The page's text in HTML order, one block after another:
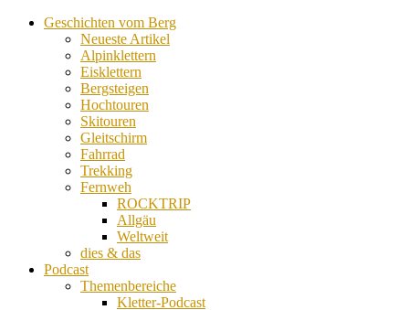
Geschichten vom Berg
Neueste Artikel
Alpinklettern
Eisklettern
Bergsteigen
Hochtouren
Skitouren
Gleitschirm
Fahrrad
Trekking
Fernweh
ROCKTRIP
Allgäu
Weltweit
dies & das
Podcast
Themenbereiche
Kletter-Podcast